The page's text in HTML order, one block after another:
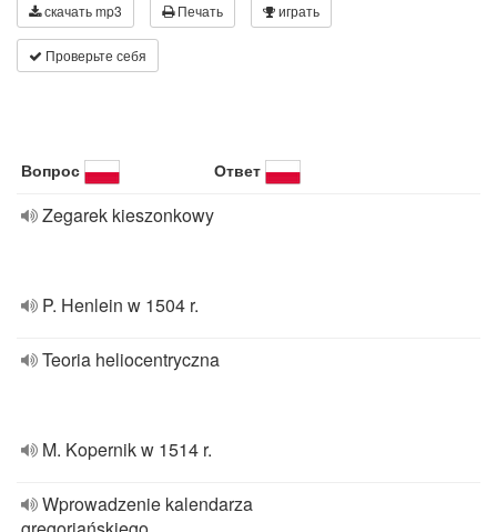
скачать mp3 Печать играть
Проверьте себя
Вопрос Ответ
Zegarek kieszonkowy
P. Henlein w 1504 r.
Teoria heliocentryczna
M. Kopernik w 1514 r.
Wprowadzenie kalendarza